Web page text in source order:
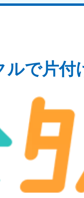
ルで片付